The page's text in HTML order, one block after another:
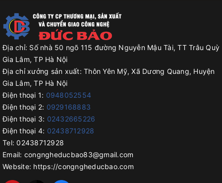
Địa chỉ: Số nhà 50 ngõ 115 đường Nguyễn Mậu Tài, TT Trâu Quỳ
Gia Lâm, TP Hà Nội
Địa chỉ xưởng sản xuất: Thôn Yên Mỹ, Xã Dương Quang, Huyện
Gia Lâm, TP Hà Nội
Điện thoại 1: 0948052554
Điện thoại 2: 0929168883
Điện thoại 3: 02432665226
Điện thoại 4: 02438712928
Tel: 02438712928
Email: congngheducbao83@gmail.com
Website: https://congngheducbao.com